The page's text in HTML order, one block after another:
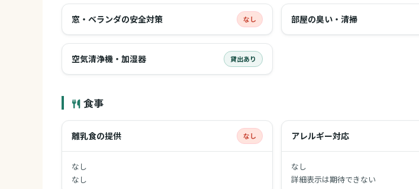
窓・ベランダの安全対策 なし 部屋の臭い・清掃
空気清浄機・加湿器 貸出あり
食事
離乳食の提供 なし
なし
なし
アレルギー対応
なし
詳細表示は期待できない